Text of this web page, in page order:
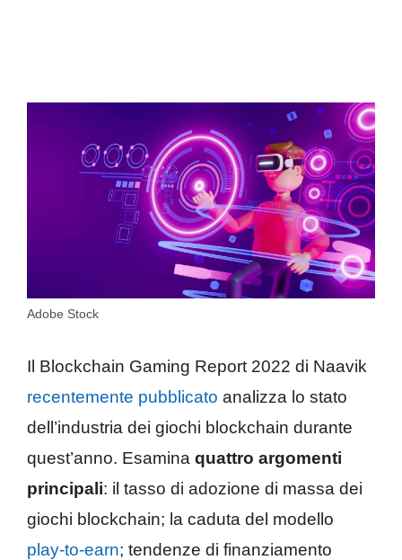
Adobe Stock
Il Blockchain Gaming Report 2022 di Naavik
recentemente pubblicato analizza lo stato
dell’industria dei giochi blockchain durante
quest’anno. Esamina quattro argomenti
principali: il tasso di adozione di massa dei
giochi blockchain; la caduta del modello
play-to-earn; tendenze di finanziamento